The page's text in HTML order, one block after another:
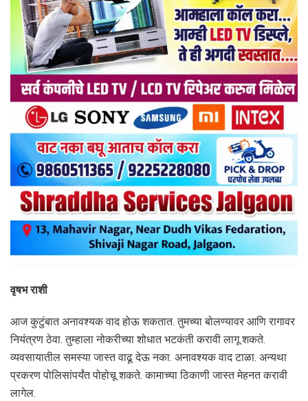
वृषभ राशी
आज कुटुंबात अनावश्यक वाद होऊ शकतात. तुमच्या बोलण्यावर आणि रागावर
नियंत्रण ठेवा. तुम्हाला नोकरीच्या शोधात भटकंती करावी लागू शकते.
व्यवसायातील समस्या जास्त वाढू देऊ नका. अनावश्यक वाद टाळा. अन्यथा
प्रकरण पोलिसांपर्यंत पोहोचू शकते. कामाच्या ठिकाणी जास्त मेहनत करावी
लागेल.